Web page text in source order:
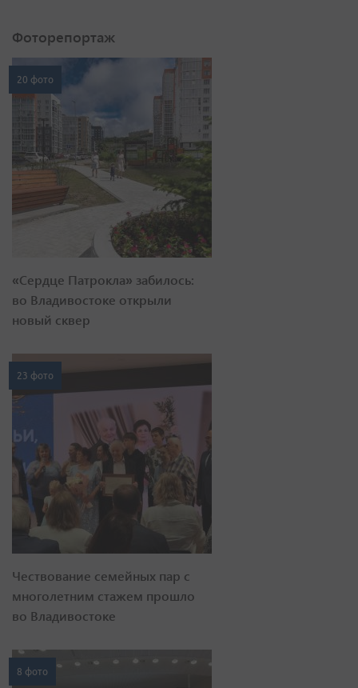
Фоторепортаж
20 фото
«Сердце Патрокла» забилось:
во Владивостоке открыли
новый сквер
23 фото
Чествование семейных пар с
многолетним стажем прошло
во Владивостоке
8 фото